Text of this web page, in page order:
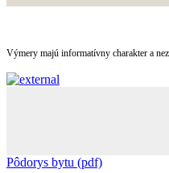
Výmery majú informatívny charakter a
Pôdorys bytu (pdf)